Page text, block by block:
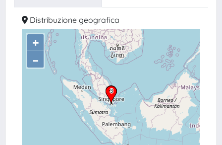
Distribuzione geografica
+
–